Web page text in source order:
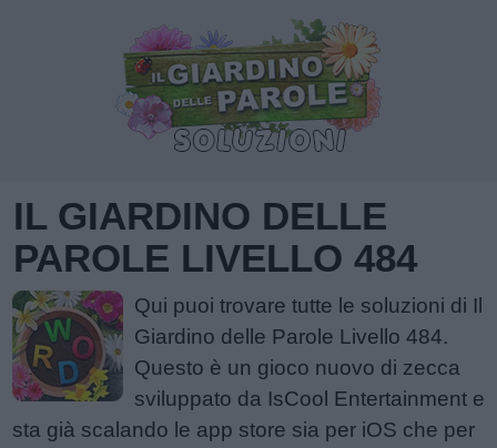
IL GIARDINO DELLE
PAROLE LIVELLO 484
Qui puoi trovare tutte le soluzioni di Il
Giardino delle Parole Livello 484.
Questo è un gioco nuovo di zecca
sviluppato da IsCool Entertainment e
sta già scalando le app store sia per iOS che per